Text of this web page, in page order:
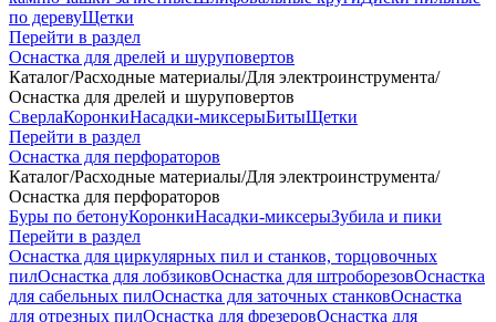
по деревуЩетки
Перейти в раздел
Оснастка для дрелей и шуруповертов
Каталог/Расходные материалы/Для электроинструмента/
Оснастка для дрелей и шуруповертов
СверлаКоронкиНасадки-миксерыБитыЩетки
Перейти в раздел
Оснастка для перфораторов
Каталог/Расходные материалы/Для электроинструмента/
Оснастка для перфораторов
Буры по бетонуКоронкиНасадки-миксерыЗубила и пики
Перейти в раздел
Оснастка для циркулярных пил и станков, торцовочных
пилОснастка для лобзиковОснастка для штроборезовОснастка
для сабельных пилОснастка для заточных станковОснастка
для отрезных пилОснастка для фрезеровОснастка для